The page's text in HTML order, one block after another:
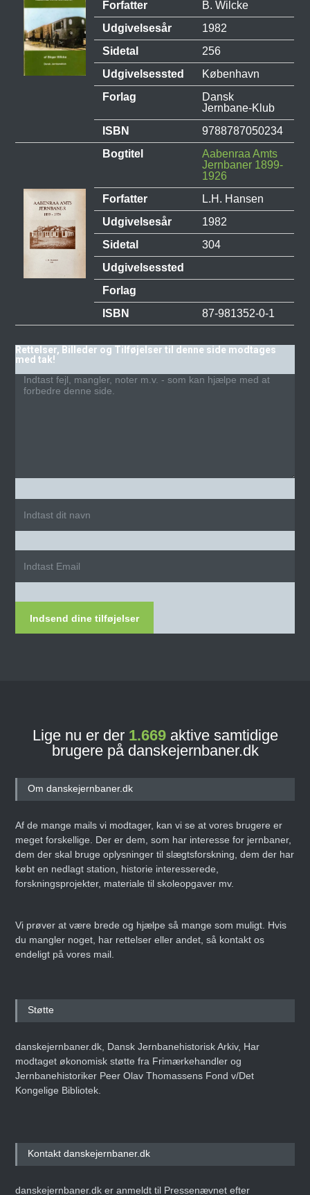
Forfatter
B. Wilcke
Udgivelsesår
1982
Sidetal
256
Udgivelsessted
København
Forlag
Dansk
Jernbane-Klub
ISBN
9788787050234
Bogtitel
Aabenraa Amts
Jernbaner 1899-
1926
Forfatter
L.H. Hansen
Udgivelsesår
1982
Sidetal
304
Udgivelsessted
Forlag
ISBN
87-981352-0-1
Rettelser, Billeder og Tilføjelser til denne side modtages
med tak!
Indsend dine tilføjelser
Lige nu er der 1.669aktive samtidige
brugere på danskejernbaner.dk
Om danskejernbaner.dk
Af de mange mails vi modtager, kan vi se at vores brugere er
meget forskellige. Der er dem, som har interesse for jernbaner,
dem der skal bruge oplysninger til slægtsforskning, dem der har
købt en nedlagt station, historie interesserede,
forskningsprojekter, materiale til skoleopgaver mv.
Vi prøver at være brede og hjælpe så mange som muligt. Hvis
du mangler noget, har rettelser eller andet, så kontakt os
endeligt på vores mail.
Støtte
danskejernbaner.dk, Dansk Jernbanehistorisk Arkiv, Har
modtaget økonomisk støtte fra Frimærkehandler og
Jernbanehistoriker Peer Olav Thomassens Fond v/Det
Kongelige Bibliotek.
Kontakt danskejernbaner.dk
danskejernbaner.dk er anmeldt til Pressenævnet efter